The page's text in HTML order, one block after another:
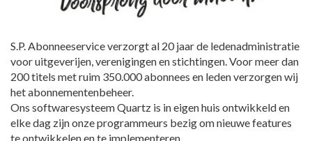
S.P. Abonneeservice verzorgt al 20 jaar de ledenadministratie
voor uitgeverijen, verenigingen en stichtingen. Voor meer dan
200 titels met ruim 350.000 abonnees en leden verzorgen wij
het abonnementenbeheer.
Ons softwaresysteem Quartz is in eigen huis ontwikkeld en
elke dag zijn onze programmeurs bezig om nieuwe features
te ontwikkelen en te implementeren.